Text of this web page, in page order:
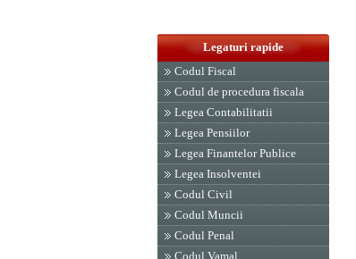
Legaturi rapide
Codul Fiscal
Codul de procedura fiscala
Legea Contabilitatii
Legea Pensiilor
Legea Finantelor Publice
Legea Insolventei
Codul Civil
Codul Muncii
Codul Penal
Codul Vamal